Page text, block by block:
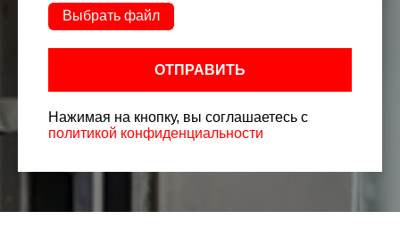
Выбрать файл
ОТПРАВИТЬ
Нажимая на кнопку, вы соглашаетесь с
политикой конфиденциальности